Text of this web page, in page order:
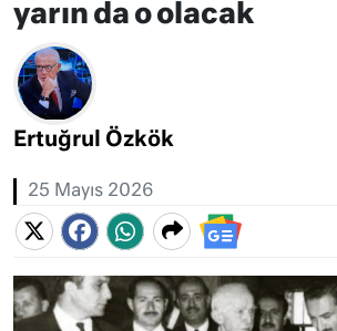
yarın da o olacak
Ertuğrul Özkök
25 Mayıs 2026